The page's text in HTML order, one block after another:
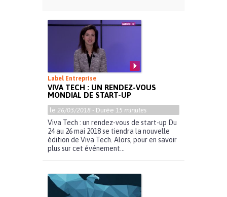
Label Entreprise
VIVA TECH : UN RENDEZ-VOUS
MONDIAL DE START-UP
le 26/03/2018 - Durée 15 minutes
Viva Tech : un rendez-vous de start-up Du
24 au 26 mai 2018 se tiendra la nouvelle
édition de Viva Tech. Alors, pour en savoir
plus sur cet événement...